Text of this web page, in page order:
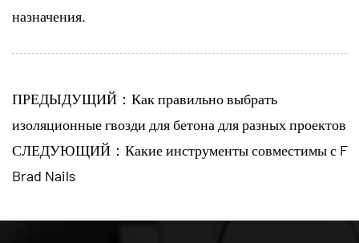
назначения.
ПРЕДЫДУЩИЙ：Как правильно выбрать
изоляционные гвозди для бетона для разных проектов
СЛЕДУЮЩИЙ：Какие инструменты совместимы с F
Brad Nails